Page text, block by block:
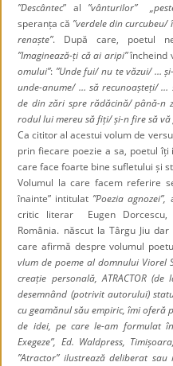
”Descântec” al ”vânturilor”
speranța că ”verdele din
renaște”. După care, poetul
”Imaginează-ți că ai aripi”încheind
omului”: ”Unde fui/ nu te văzui/ …
unde-anume/ … să recunoașteți/
de din zări spre rădăcină/ până-
rodul lui mereu să fiți/ și-n fire să
Ca cititor al acestui volum de
prin fiecare poezie a sa, poetul
care face foarte bine sufletului și
Volumul la care facem referire
înainte” intitulat ”Poezia agnozei”,
critic literar Eugen
România. născut la Târgu Jiu
care afirmă despre volumul
vlum de poeme al domnului Viorel
creație personală, ATRACTOR
desemnând (potrivit autorului)
cu geamănul său empiric, îmi
de idei, pe care le-am formulat
Exegeze”, Ed. Waldpress,
”Atractor” ilustrează deliberat